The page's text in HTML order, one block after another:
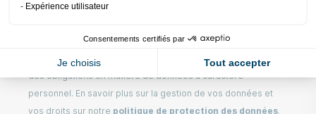
Expérience utilisateur
Consentements certifiés par
Je choisis Tout accepter
et en justifiant de votre identité par tout moyen.
Vous avez la possibilité également d'introduire une
réclamation auprès de la Cnil, autorité en charge du respect
des obligations en matière de données à caractère
personnel. En savoir plus sur la gestion de vos données et
vos droits sur notre politique de protection des données.